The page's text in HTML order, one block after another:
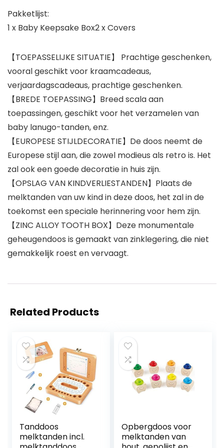
Pakketlijst:
1 x Baby Keepsake Box2 x Covers
【TOEPASSELIJKE SITUATIE】 Prachtige geschenken,
vooral geschikt voor kraamcadeaus,
verjaardagscadeaus, prachtige geschenken.
【BREDE TOEPASSING】Breed scala aan
toepassingen, geschikt voor het verzamelen van
baby lanugo-tanden, enz.
【EUROPESE STIJLDECORATIE】De doos neemt de
Europese stijl aan, die zowel modieus als retro is. Het
zal ook een goede decoratie in huis zijn.
【OPSLAG VAN KINDVERLIESTANDEN】Plaats de
melktanden van uw kind in deze doos, het zal in de
toekomst een speciale herinnering voor hem zijn.
【ZINC ALLOY TOOTH BOX】Deze monumentale
geheugendoos is gemaakt van zinklegering, die niet
gemakkelijk roest en vervaagt.
Related Products
Tanddoos
melktanden incl.
Opbergdoos voor
melktanden van